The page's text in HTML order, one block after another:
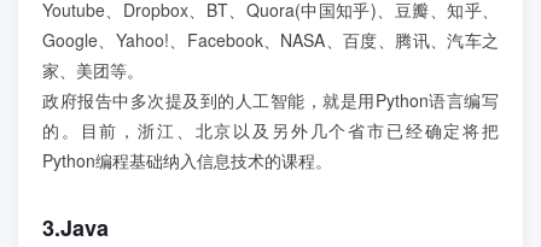
Youtube、Dropbox、BT、Quora(中国知乎)、豆瓣、知乎、
Google、Yahoo!、Facebook、NASA、百度、腾讯、汽车之
家、美团等。
政府报告中多次提及到的人工智能，就是用Python语言编写
的。目前，浙江、北京以及另外几个省市已经确定将把
Python编程基础纳入信息技术的课程。
3.Java